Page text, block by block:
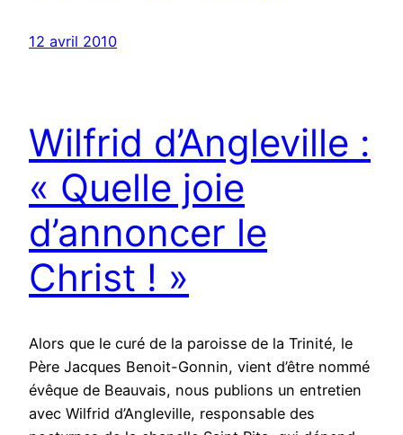
12 avril 2010
Wilfrid d’Angleville :
« Quelle joie
d’annoncer le
Christ ! »
Alors que le curé de la paroisse de la Trinité, le
Père Jacques Benoit-Gonnin, vient d’être nommé
évêque de Beauvais, nous publions un entretien
avec Wilfrid d’Angleville, responsable des